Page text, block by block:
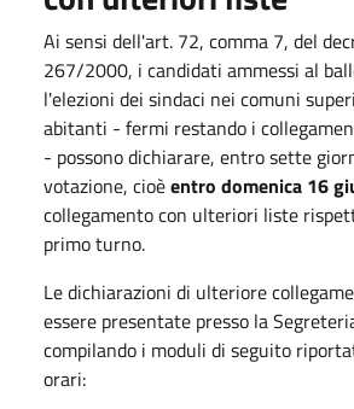
Ai sensi dell'art. 72, comma 7, del
267/2000, i candidati ammessi al
l'elezioni dei sindaci nei comuni
abitanti - fermi restando i
- possono dichiarare, entro sette
votazione, cioèentro domenica 16
collegamento con ulteriori liste
primo turno.
Le dichiarazioni di ulteriore
essere presentate presso la
compilando i moduli di seguito
orari: